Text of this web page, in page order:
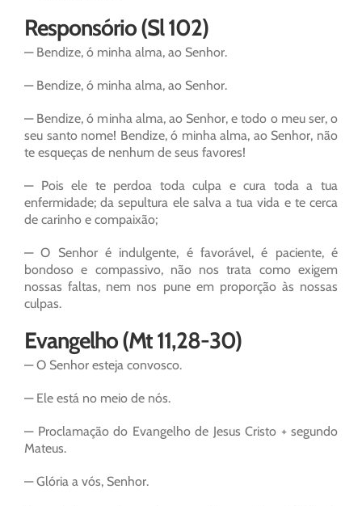
Responsório (Sl 102)
— Bendize, ó minha alma, ao Senhor.
— Bendize, ó minha alma, ao Senhor.
— Bendize, ó minha alma, ao Senhor, e todo o meu ser, o
seu santo nome! Bendize, ó minha alma, ao Senhor, não
te esqueças de nenhum de seus favores!
— Pois ele te perdoa toda culpa e cura toda a tua
enfermidade; da sepultura ele salva a tua vida e te cerca
de carinho e compaixão;
— O Senhor é indulgente, é favorável, é paciente, é
bondoso e compassivo, não nos trata como exigem
nossas faltas, nem nos pune em proporção às nossas
culpas.
Evangelho (Mt 11,28-30)
— O Senhor esteja convosco.
— Ele está no meio de nós.
— Proclamação do Evangelho de Jesus Cristo + segundo
Mateus.
— Glória a vós, Senhor.